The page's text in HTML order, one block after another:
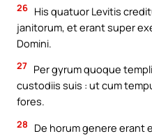
26 His quatuor Levitis
janitorum, et erant super
Domini.
27 Per gyrum quoque
custodiis suis : ut cum
fores.
28
De horum genere erant